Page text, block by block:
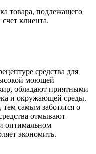
товара, подлежащего
клиента.
средства для
моющей
обладают приятными
и окружающей среды.
тем самым заботятся о
отмывают
оптимальном
экономить.